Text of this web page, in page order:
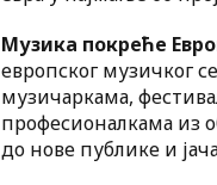
Музика покреће
европског музичког
музичаркама,
професионалкама из
до нове публике и